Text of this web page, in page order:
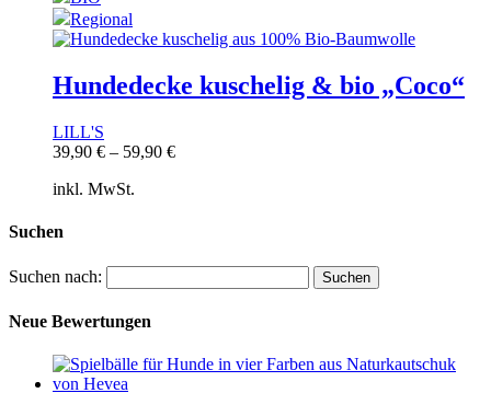
Regional
Hundedecke kuschelig & bio „Coco“
LILL'S
39,90 € – 59,90 €
inkl. MwSt.
Suchen
Suchen nach:
Neue Bewertungen